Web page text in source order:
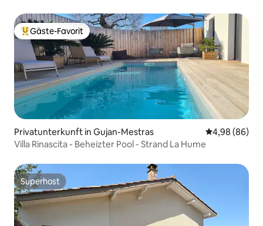
Beliebter Gäste-Favorit.
Gäste-Favorit
Privatunterkunft in Gujan-Mestras
4,98 (86)
Villa Rinascita - Beheizter Pool - Strand La Hume
Superhost
Superhost